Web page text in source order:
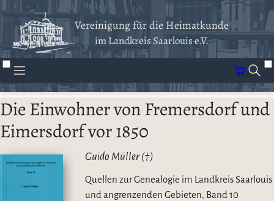
Vereinigung für die Heimatkunde
im Landkreis Saarlouis e.V.
Die Einwohner von Fremersdorf und
Eimersdorf vor 1850
Guido Müller (†)
Quellen zur Genealogie im Landkreis Saarlouis
und angrenzenden Gebieten, Band 10